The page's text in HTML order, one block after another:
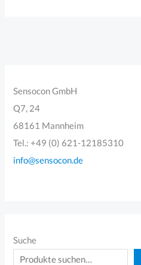
Sensocon GmbH
Q7, 24
68161 Mannheim
Tel.: +49 (0) 621-12185310
info@sensocon.de
Suche